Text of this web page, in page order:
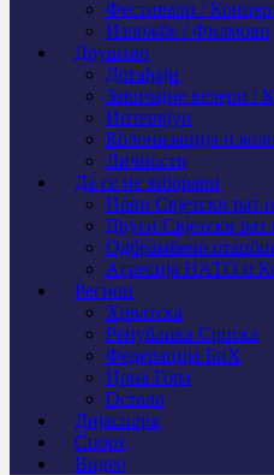
Фестивали /
Изложбе / Филмови
Друштво
Догађаји
Завичајне вечери /
Интервјуи
Колонизација и
Личности
Да се не заборави
Први Свјeтски рат
Други Свјетски
Одбрамбено
Агресија НАТО и
Регион
Хрватска
Република Српска
Федерација БиХ
Црна Гора
Остало
Дијаспора
Спорт
Видео